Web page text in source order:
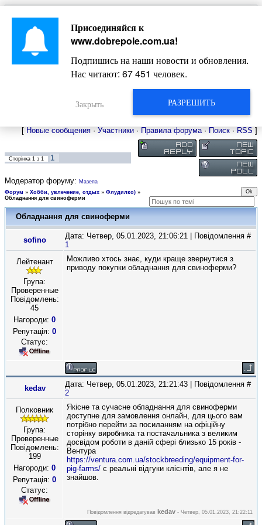
Главная
Новости
Довідкова
Фото
Оголошення
Видео
Жизнь Добропольского края
[ Новые сообщения · Участники · Правила форума· Поиск · RSS ]
Сторінка 1 з 1 1
Модератор форуму: Мазепа
Форум » Хобби, увлечение, отдых » Флудилко) »
Обладнання для свиноферми
Обладнання для свиноферми
sofino
Дата: Четвер, 05.01.2023, 21:06:21 | Повідомлення #
1
Лейтенант
Група:
Проверенные
Повідомлень:
45
Нагороди: 0
Репутація: 0
Статус:
Можливо хтось знає, куди краще звернутися з
приводу покупки обладнання для свиноферми?
kedav
Дата: Четвер, 05.01.2023, 21:21:43 | Повідомлення #
2
Полковник
Група:
Проверенные
Повідомлень:
199
Нагороди: 0
Репутація: 0
Статус:
Якісне та сучасне обладнання для свиноферми
доступне для замовлення онлайн, для цього вам
потрібно перейти за посиланням на офіційну
сторінку виробника та постачальника з великим
досвідом роботи в даній сфері близько 15 років -
Вентура
https://ventura.com.ua/stockbreeding/equipment-for-
pig-farms/ є реальні відгуки клієнтів, але я не
знайшов.
Повідомлення відредагував kedav - Четвер, 05.01.2023, 21:22:11
Присоединяйся к
www.dobrepole.com.ua!
Подпишись на наши новости и обновления.
Нас читают: 67 451 человек.
РАЗРЕШИТЬ
Закрыть